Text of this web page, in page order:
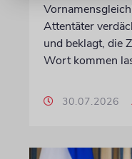
Attentäter
und beklagt, die
Wort kommen
30.07.2026